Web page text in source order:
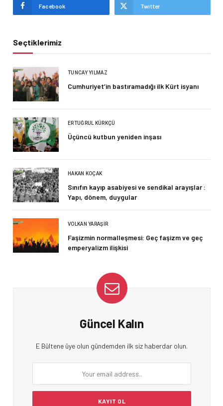
Facebook Twitter
Seçtiklerimiz
TUNCAY YILMAZ
Cumhuriyet’in bastıramadığı ilk Kürt isyanı
ERTUĞRUL KÜRKÇÜ
Üçüncü kutbun yeniden inşası
HAKAN KOÇAK
Sınıfın kayıp asabiyesi ve sendikal arayışlar :
Yapı, dönem, duygular
VOLKAN YARAŞIR
Faşizmin normalleşmesi: Geç faşizm ve geç
emperyalizm ilişkisi
Güncel Kalın
E Bültene üye olun gündemden ilk siz haberdar olun.